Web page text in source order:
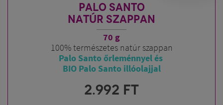
PALO SANTO
NATÚR SZAPPAN
70 g
100% természetes natúr szappan
Palo Santo őrleménnyel és
BIO Palo Santo illóolajjal
2.992 FT